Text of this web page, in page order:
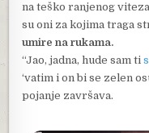
na teško ranjenog
su oni za kojima traga
umire na rukama.
“Jao, jadna, hude sam ti
‘vatim i on bi se zelen
pojanje završava.